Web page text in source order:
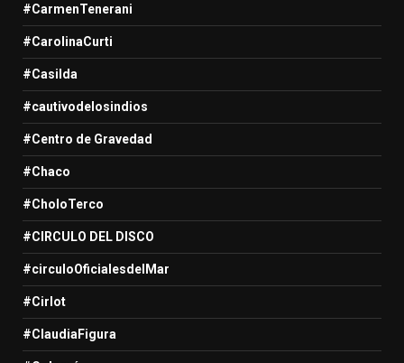
#CarmenTenerani
#CarolinaCurti
#Casilda
#cautivodelosindios
#Centro de Gravedad
#Chaco
#CholoTerco
#CIRCULO DEL DISCO
#circuloOficialesdelMar
#Cirlot
#ClaudiaFigura